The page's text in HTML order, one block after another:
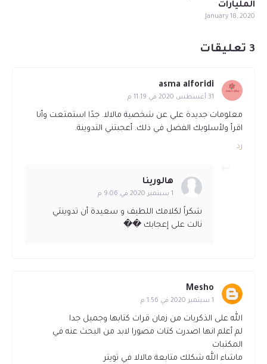
المليارات
January 18, 2020
3 تعليقات
asma alforidi
31 أغسطس 2020 في 11:19 م
معلومات جديدة علي عن شخصية مالالا. جدًا استمتعت وأنا
اقرأ ولأسلوبك الفضل في ذلك. أعجبتني التدوينة.
رد
هالورينا
1 سبتمبر 2020 في 9:06 م
شكراً لكلامك اللطيف و سعيدة أن تدوينتي
نالت على إعجابك ��
Mesho
1 سبتمبر 2020 في 1:56 م
الله على الذكريات من زمان قرات كتابها وجميل جدا
لم أعلم انها اصدرت كتات مصورا لابد من البحث عنه في
المكتبات
ماشاء الله شكلك متابعة مالالا في تويتر